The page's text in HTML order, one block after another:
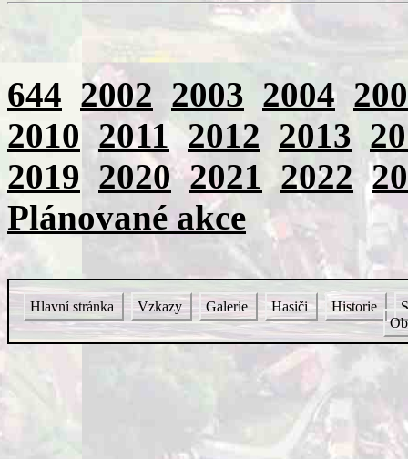
644 2002 2003 2004
2010 2011 2012 2013
2019 2020 2021 2022
Plánované akce
Hlavní stránka Vzkazy Galerie Hasiči Historie